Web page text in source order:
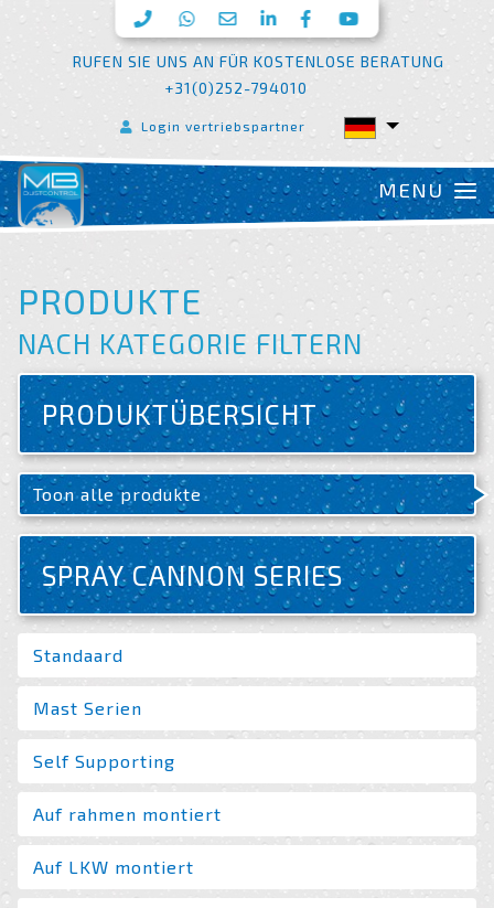
RUFEN SIE UNS AN FÜR KOSTENLOSE BERATUNG
+31(0)252-794010
Login vertriebspartner
PRODUKTE
NACH KATEGORIE FILTERN
PRODUKTÜBERSICHT
Toon alle produkte
SPRAY CANNON SERIES
Standaard
Mast Serien
Self Supporting
Auf rahmen montiert
Auf LKW montiert